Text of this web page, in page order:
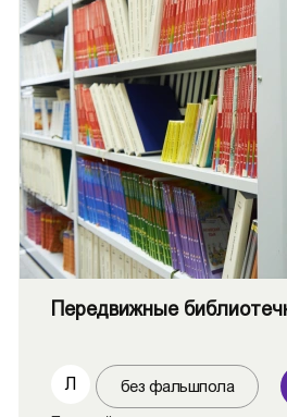
Передвижные
Л без фальшпола